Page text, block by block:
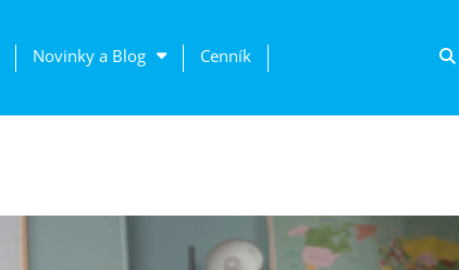
Novinky a Blog Cenník